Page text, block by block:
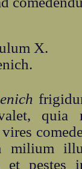
X.
enich
quia
milium
et pestes